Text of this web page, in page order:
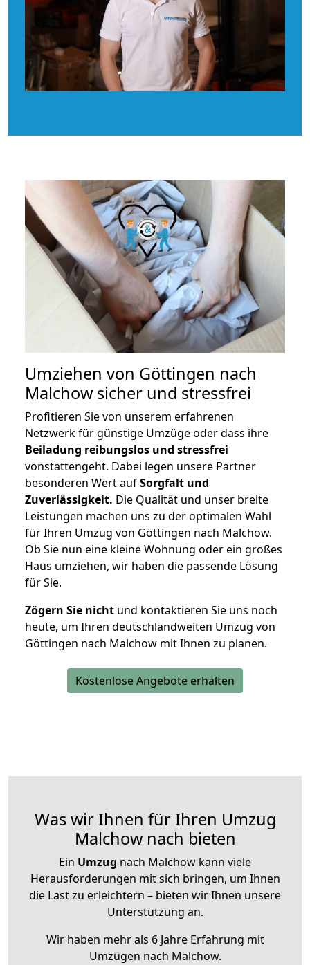
Umziehen von Göttingen nach
Malchow sicher und stressfrei
Profitieren Sie von unserem erfahrenen
Netzwerk für günstige Umzüge oder dass ihre
Beiladung reibungslos und stressfrei
vonstattengeht. Dabei legen unsere Partner
besonderen Wert aufSorgfalt und
Zuverlässigkeit. Die Qualität und unser breite
Leistungen machen uns zu der optimalen Wahl
für Ihren Umzug von Göttingen nach Malchow.
Ob Sie nun eine kleine Wohnung oder ein großes
Haus umziehen, wir haben die passende Lösung
für Sie.
Zögern Sie nicht und kontaktieren Sie uns noch
heute, um Ihren deutschlandweiten Umzug von
Göttingen nach Malchow mit Ihnen zu planen.
Kostenlose Angebote erhalten
Was wir Ihnen für Ihren Umzug
Malchow nach bieten
Ein Umzug nach Malchow kann viele
Herausforderungen mit sich bringen, um Ihnen
die Last zu erleichtern – bieten wir Ihnen unsere
Unterstützung an.
Wir haben mehr als 6 Jahre Erfahrung mit
Umzügen nach Malchow.